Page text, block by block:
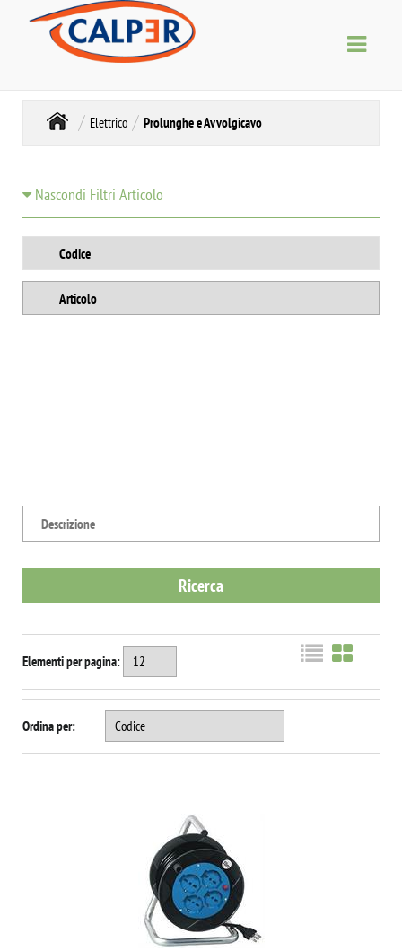
Elettrico Prolunghe e Avvolgicavo
Nascondi Filtri Articolo
Elementi per pagina:
Ordina per: